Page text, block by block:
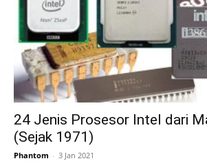
24 Jenis Prosesor Intel dari
(Sejak 1971)
Phantom - 3 Jan 2021